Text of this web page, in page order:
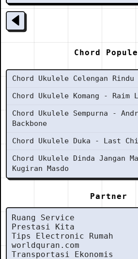
Chord
Chord Ukulele Celengan
Chord Ukulele Komang - Raim
Chord Ukulele Sempurna -
Backbone
Chord Ukulele Duka - Last
Chord Ukulele Dinda Jangan
Kugiran Masdo
Partner
Ruang Service
Prestasi Kita
Tips Electronic Rumah
worldquran.com
Transportasi Ekonomis